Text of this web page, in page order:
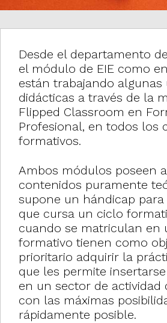
Desde el departamento
el módulo de EIE como
están trabajando algunas
didácticas a través de la
Flipped Classroom en
Profesional, en todos los
formativos.
Ambos módulos poseen
contenidos puramente
supone un hándicap
que cursa un ciclo
cuando se matriculan en
formativo tienen como
prioritario adquirir la
que les permite
en un sector de actividad
con las máximas
rápidamente posible.